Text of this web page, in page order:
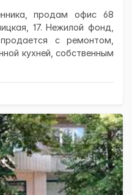
продам офис 68
17. Нежилой фонд,
с ремонтом,
кухней, собственным